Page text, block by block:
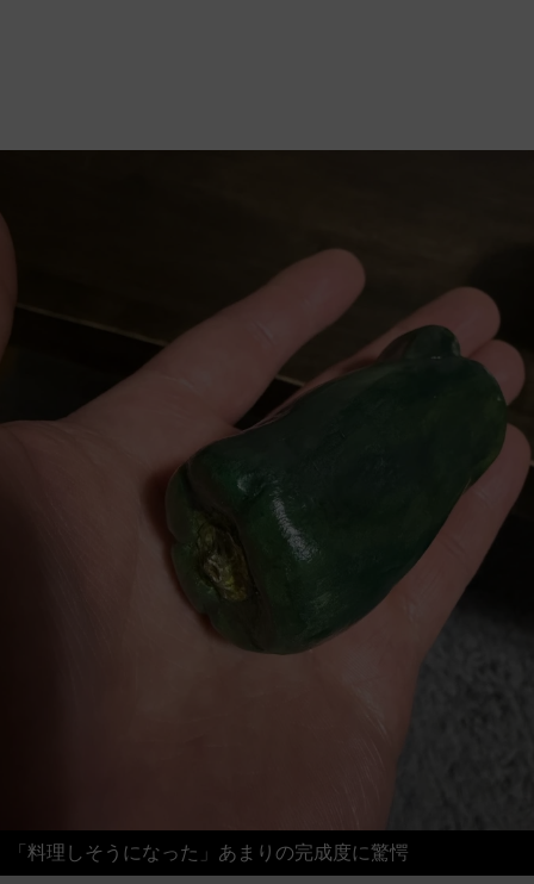
「料理しそうになった」あまりの完成度に驚愕